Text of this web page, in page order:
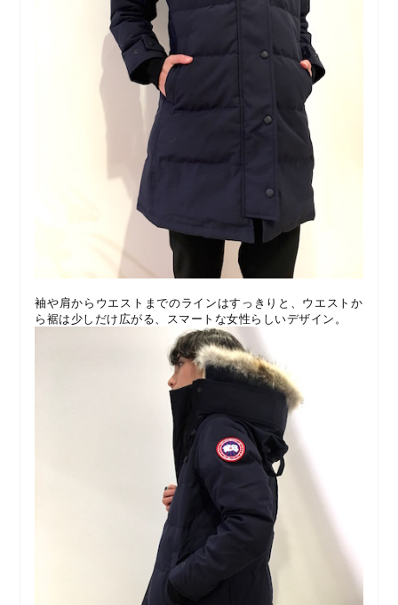
袖や肩からウエストまでのラインはすっきりと、ウエストか
ら裾は少しだけ広がる、スマートな女性らしいデザイン。